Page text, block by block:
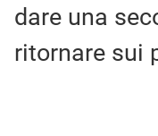
dare una
ritornare sui